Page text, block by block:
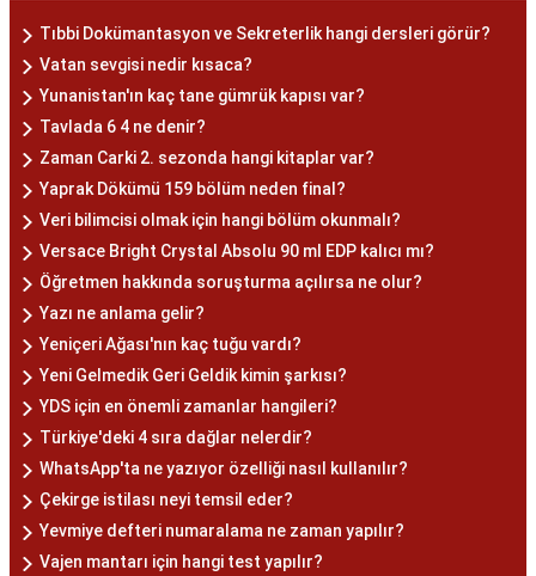
Tıbbi Dokümantasyon ve Sekreterlik hangi dersleri görür?
Vatan sevgisi nedir kısaca?
Yunanistan'ın kaç tane gümrük kapısı var?
Tavlada 6 4 ne denir?
Zaman Carki 2. sezonda hangi kitaplar var?
Yaprak Dökümü 159 bölüm neden final?
Veri bilimcisi olmak için hangi bölüm okunmalı?
Versace Bright Crystal Absolu 90 ml EDP kalıcı mı?
Öğretmen hakkında soruşturma açılırsa ne olur?
Yazı ne anlama gelir?
Yeniçeri Ağası'nın kaç tuğu vardı?
Yeni Gelmedik Geri Geldik kimin şarkısı?
YDS için en önemli zamanlar hangileri?
Türkiye'deki 4 sıra dağlar nelerdir?
WhatsApp'ta ne yazıyor özelliği nasıl kullanılır?
Çekirge istilası neyi temsil eder?
Yevmiye defteri numaralama ne zaman yapılır?
Vajen mantarı için hangi test yapılır?